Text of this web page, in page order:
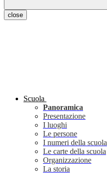
close
Scuola
Panoramica
Presentazione
I luoghi
Le persone
I numeri della scuola
Le carte della scuola
Organizzazione
La storia